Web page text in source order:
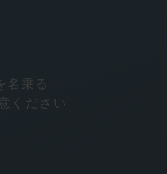
名乗る
ください